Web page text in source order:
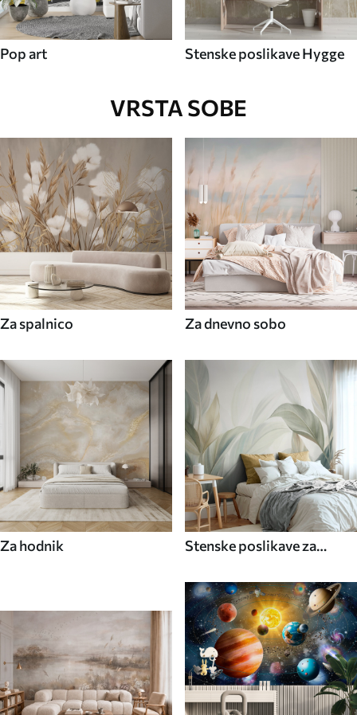
Pop art Stenske poslikave Hygge
VRSTA SOBE
Za spalnico Za dnevno sobo
Za hodnik
Stenske poslikave za